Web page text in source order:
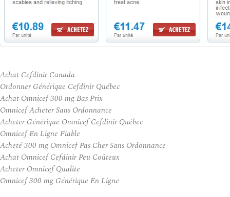
Achat Cefdinir Canada
Ordonner Générique Cefdinir Québec
Achat Omnicef 300 mg Bas Prix
Omnicef Acheter Sans Ordonnance
Acheter Générique Omnicef Cefdinir Québec
Omnicef En Ligne Fiable
Acheté 300 mg Omnicef Pas Cher Sans Ordonnance
Achat Omnicef Cefdinir Peu Coûteux
Acheter Omnicef Qualite
Omnicef 300 mg Générique En Ligne